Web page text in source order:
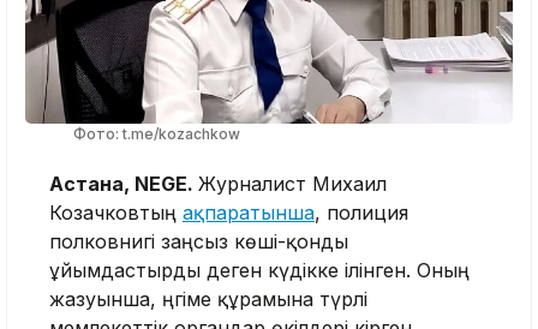
Фото: t.me/kozachkow
Астана, NEGE. Журналист Михаил
Козачковтың ақпаратынша, полиция
полковнигі заңсыз көші-қонды
ұйымдастырды деген күдікке ілінген. Оның
жазуынша, әңгіме құрамына түрлі